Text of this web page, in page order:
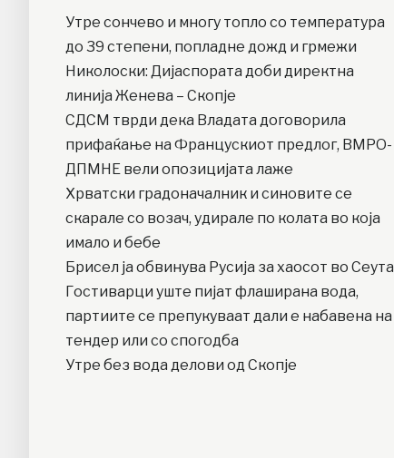
Утре сончево и многу топло со температура
до 39 степени, попладне дожд и грмежи
Николоски: Дијаспората доби директна
линија Женева – Скопје
СДСМ тврди дека Владата договорила
прифаќање на Францускиот предлог, ВМРО-
ДПМНЕ вели опозицијата лаже
Хрватски градоначалник и синовите се
скарале со возач, удирале по колата во која
имало и бебе
Брисел ја обвинува Русија за хаосот во Сеута
Гостиварци уште пијат флаширана вода,
партиите се препукуваат дали е набавена на
тендер или со спогодба
Утре без вода делови од Скопје